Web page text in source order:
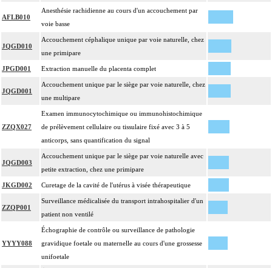
AFLB010
Anesthésie rachidienne au cours d'un accouchement par
voie basse
JQGD010
Accouchement céphalique unique par voie naturelle, chez
une primipare
JPGD001 Extraction manuelle du placenta complet
JQGD001
Accouchement unique par le siège par voie naturelle, chez
une multipare
ZZQX027
Examen immunocytochimique ou immunohistochimique
de prélèvement cellulaire ou tissulaire fixé avec 3 à 5
anticorps, sans quantification du signal
JQGD003
Accouchement unique par le siège par voie naturelle avec
petite extraction, chez une primipare
JKGD002 Curetage de la cavité de l'utérus à visée thérapeutique
ZZQP001
Surveillance médicalisée du transport intrahospitalier d'un
patient non ventilé
YYYY088
Échographie de contrôle ou surveillance de pathologie
gravidique foetale ou maternelle au cours d'une grossesse
unifoetale